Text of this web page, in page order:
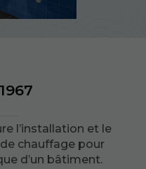
l’installation et le
chauffage pour
d’un bâtiment.